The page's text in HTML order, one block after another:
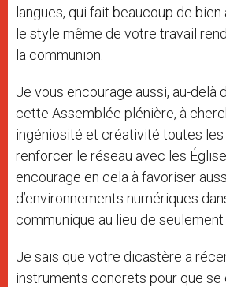
langues, qui fait beaucoup de bien
le style même de votre travail
la communion.
Je vous encourage aussi, au-delà
cette Assemblée plénière, à
ingéniosité et créativité toutes les
renforcer le réseau avec les
encourage en cela à favoriser
d’environnements numériques
communique au lieu de
Je sais que votre dicastère a
instruments concrets pour que